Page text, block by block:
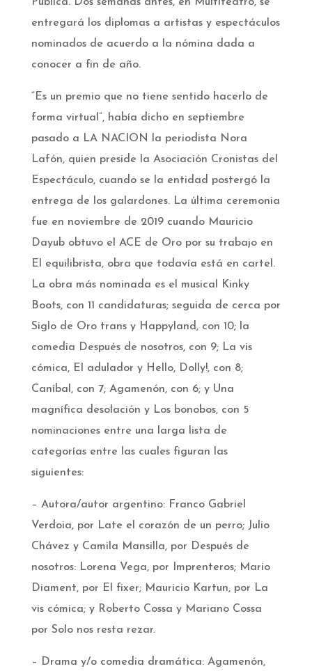
entregará los diplomas a artistas y espectáculos
nominados de acuerdo a la nómina dada a
conocer a fin de año.
“Es un premio que no tiene sentido hacerlo de
forma virtual”, había dicho en septiembre
pasado a LA NACION la periodista Nora
Lafón, quien preside la Asociación Cronistas del
Espectáculo, cuando se la entidad postergó la
entrega de los galardones. La última ceremonia
fue en noviembre de 2019 cuando Mauricio
Dayub obtuvo el ACE de Oro por su trabajo en
El equilibrista, obra que todavía está en cartel.
La obra más nominada es el musical Kinky
Boots, con 11 candidaturas; seguida de cerca por
Siglo de Oro trans y Happyland, con 10; la
comedia Después de nosotros, con 9; La vis
cómica, El adulador y Hello, Dolly!, con 8;
Caníbal, con 7; Agamenón, con 6; y Una
magnífica desolación y Los bonobos, con 5
nominaciones entre una larga lista de
categorías entre las cuales figuran las
siguientes:
– Autora/autor argentino: Franco Gabriel
Verdoia, por Late el corazón de un perro; Julio
Chávez y Camila Mansilla, por Después de
nosotros: Lorena Vega, por Imprenteros; Mario
Diament, por El fixer; Mauricio Kartun, por La
vis cómica; y Roberto Cossa y Mariano Cossa
por Solo nos resta rezar.
– Drama y/o comedia dramática: Agamenón,